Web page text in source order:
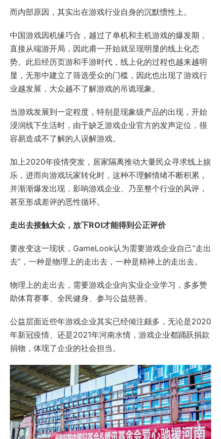
而内部原因，其实出在游戏行业自身的沉默惯性上。
中国游戏因机缘巧合，越过了单机和主机游戏的爆发期，
直接从端游开局，因此甫一开始就呈现明显的线上化态
势。此后经历页游和手游时代，线上化的过程也越来越明
显，无形中建立了筛选受众的门槛，因此也出现了游戏行
业越发展，大众越不了解游戏的吊诡现象。
当游戏发展到一定程度，特别是现象级产品的出现，开始
浸润线下生活时，由于缺乏游戏企业官方的发声定位，很
容易造成不了解的人误解游戏。
加上2020年疫情突发，居家隔离推动大量民众寻求线上娱
乐，进而向游戏玩家转化时，这种不理解情绪不断积累，
并渐渐爆发出现，影响游戏企业、乃至整个行业的风评，
甚至形成差评的恶性循环。
走出去接触大众，放下ROI才能得到公正评价
要改变这一现状，GameLook认为需要游戏企业自己“走出
去”，一种是物理上的走出去，一种是精神上的走出去。
物理上的走出去，需要游戏企业向实业企业学习，多多赞
助体育赛事、全民健身、参与公益慈善。
公益层面近些年游戏企业其实已经倾注颇多，无论是2020
年新冠疫情、还是2021年河南水情，游戏企业都踊跃捐款
捐物，体现了企业的社会担当。